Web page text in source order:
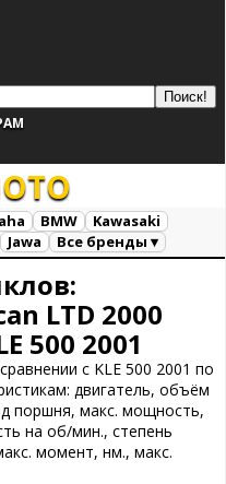
BMW
Kawasaki
Jawa
Все бренды ▾
LTD 2000
500 2001
с KLE 500 2001 по
двигатель, объём
поршня, макс. мощность,
на об/мин., степень
момент, нм., макс.